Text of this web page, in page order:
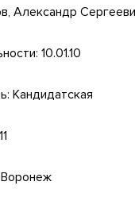
Александр
10.01.10
Кандидатская
Воронеж